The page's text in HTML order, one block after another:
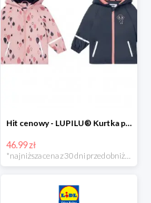
Hit cenowy - LUPILU® Kurtka przeciwdeszczowa dziewczęca, 1 sztuka
46.99 zł